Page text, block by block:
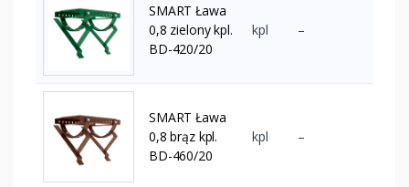
SMART Ława
0,8 zielony kpl.
BD-420/20
kpl –
SMART Ława
0,8 brąz kpl.
BD-460/20
kpl –